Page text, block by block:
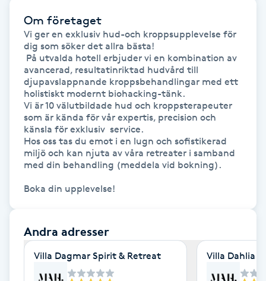
Klippning ungdom
Koppningsmassage
Kosmetisk tatuering
Kostrådgivning
Kroppsinpackning
Kroppspeeling
Kärlbehandling
Om företaget
Vi ger en exklusiv hud-och kroppsupplevelse för
dig som söker det allra bästa!
avancerad, resultatinriktad hudvård till
djupavslappnande kroppsbehandlingar med ett
holistiskt modernt biohacking-tänk.
Vi är 10 välutbildade hud och kroppsterapeuter
som är kända för vår expertis, precision och
känsla för exklusiv  service.
Hos oss tas du emot i en lugn och sofistikerad
miljö och kan njuta av våra retreater i samband
med din behandling (meddela vid bokning).
Boka din upplevelse!
Andra adresser
Villa Dagmar Spirit & Retreat Villa Dahlia